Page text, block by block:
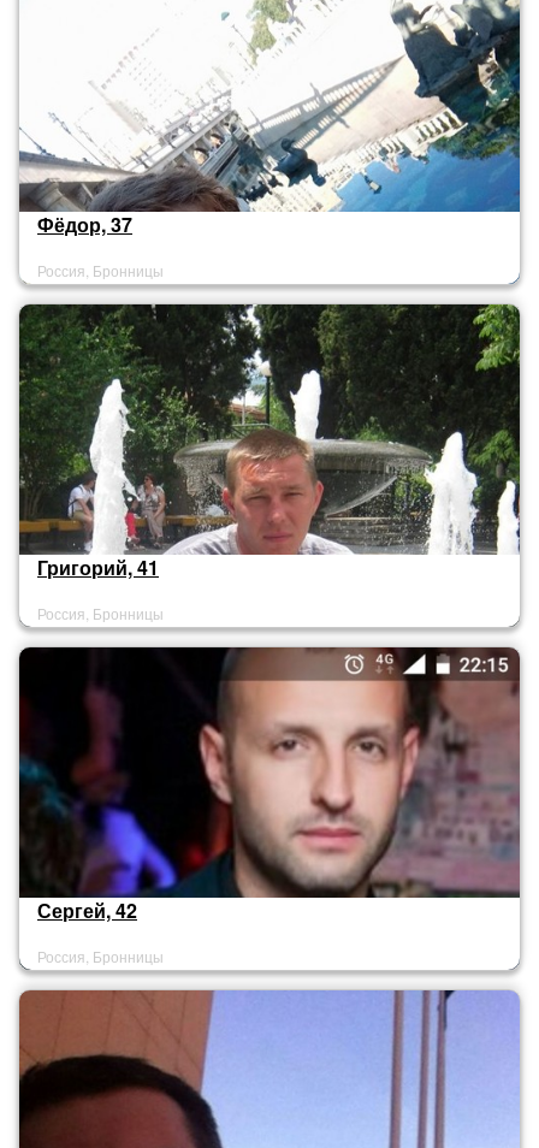
Фёдор, 37
Россия, Бронницы
Григорий, 41
Россия, Бронницы
Сергей, 42
Россия, Бронницы